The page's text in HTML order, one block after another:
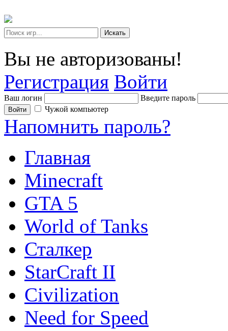
Искать
Вы не авторизованы!
Регистрация Войти
Ваш логин Введите пароль
Войти Чужой компьютер
Напомнить пароль?
Главная
Minecraft
GTA 5
World of Tanks
Сталкер
StarCraft II
Civilization
Need for Speed